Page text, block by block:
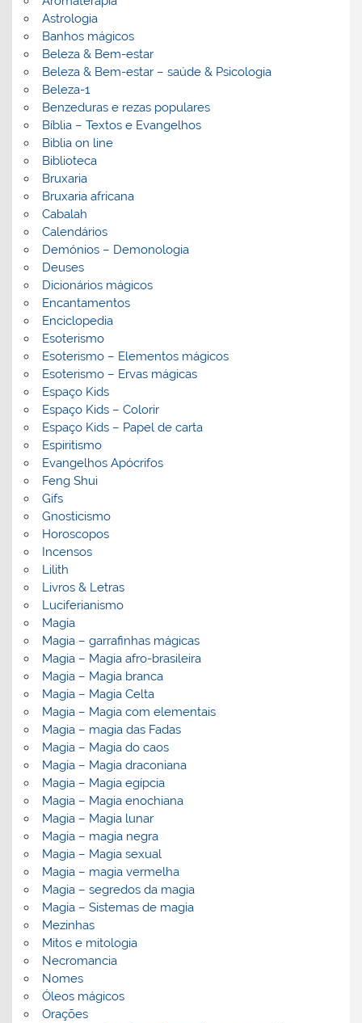
Astrologia
Banhos mágicos
Beleza & Bem-estar
Beleza & Bem-estar – saúde & Psicologia
Beleza-1
Benzeduras e rezas populares
Bíblia – Textos e Evangelhos
Biblia on line
Biblioteca
Bruxaria
Bruxaria africana
Cabalah
Calendários
Demónios – Demonologia
Deuses
Dicionários mágicos
Encantamentos
Enciclopedia
Esoterismo
Esoterismo – Elementos mágicos
Esoterismo – Ervas mágicas
Espaço Kids
Espaço Kids – Colorir
Espaço Kids – Papel de carta
Espiritismo
Evangelhos Apócrifos
Feng Shui
Gifs
Gnosticismo
Horoscopos
Incensos
Lilith
Livros & Letras
Luciferianismo
Magia
Magia – garrafinhas mágicas
Magia – Magia afro-brasileira
Magia – Magia branca
Magia – Magia Celta
Magia – Magia com elementais
Magia – magia das Fadas
Magia – Magia do caos
Magia – Magia draconiana
Magia – Magia egípcia
Magia – Magia enochiana
Magia – Magia lunar
Magia – magia negra
Magia – Magia sexual
Magia – magia vermelha
Magia – segredos da magia
Magia – Sistemas de magia
Mezinhas
Mitos e mitologia
Necromancia
Nomes
Óleos mágicos
Orações